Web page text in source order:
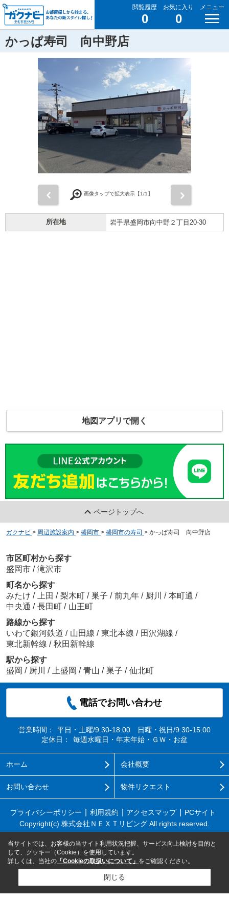
閲覧履歴
0
お気に入り
0
メニュー
かっぱ寿司 向中野店
画像タップで拡大表示【1/1】
所在地 岩手県盛岡市向中野２丁目20-30
地図アプリで開く
ページトップへ
ガクナビ > 周辺施設案内 > 盛岡市 > 盛岡市の寿司 > かっぱ寿司 向中野店
市区町村から探す
盛岡市 / 滝沢市
町名から探す
みたけ / 上田 / 梨木町 / 巣子 / 前九年 / 厨川 / 本町通 /
中央通 / 長田町 / 山王町
路線から探す
いわて銀河鉄道 / 山田線 / 東北本線 / 田沢湖線 /
東北新幹線 / 秋田新幹線
駅から探す
盛岡 / 厨川 / 上盛岡 / 青山 / 巣子 / 仙北町
電話でお問い合わせ
営業時間：
平日・土曜/9:30-18:00 日曜・祝日/9:30-15:00
定休日：
毎週水曜日・年末年始・ＧＷ・お盆
ホーム 会社概要
お問い合わせ 物件リクエスト
プライバシーポリシー 利用規約 アクセスマップ
PCサイト
Copyright(c) 株式会社ＮＥＸＴリビング All rights reserved.
当サイトでは、お客様の当サイト利用状況把握、サービス向上検討を目的と
して、クッキー（Cookie）を使用しています。
詳しくは、当社の 「Cookieの取扱いについて」 をご確認ください。
閉じる